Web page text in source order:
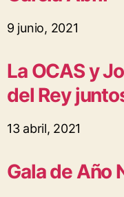
9 junio, 2021
La OCAS y
del Rey
13 abril, 2021
Gala de Año